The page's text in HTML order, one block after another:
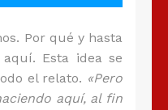
Por qué y hasta
Esta idea se
el relato. «Pero
aquí, al fin